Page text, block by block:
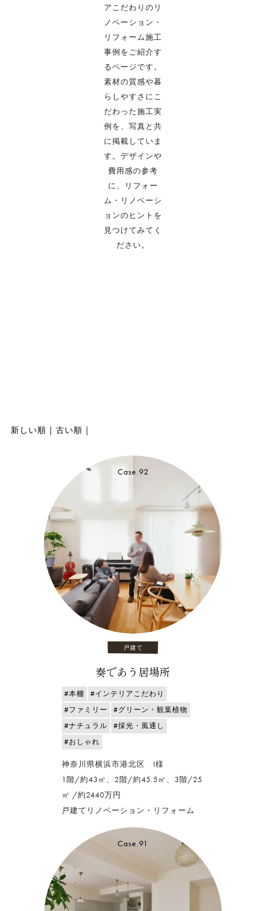
アこだわりのリ
ノベーション・
リフォーム施工
事例をご紹介す
るページです。
素材の質感や暮
らしやすさにこ
だわった施工実
例を、写真と共
に掲載していま
す。 デザインや
費用感の参考
に、リフォー
ム・リノベーシ
ョンのヒントを
見つけてみてく
ださい。
新しい順 | 古い順 |
Case.92
戸建て
奏であう居場所
#本棚
#インテリアこだわり
#ファミリー
#グリーン・観葉植物
#ナチュラル
#採光・風通し
#おしゃれ
神奈川県横浜市港北区 I様
1階/約43㎡、2階/約45.5㎡、3階/25
㎡ /約2440万円
戸建てリノベーション・リフォーム
Case.91